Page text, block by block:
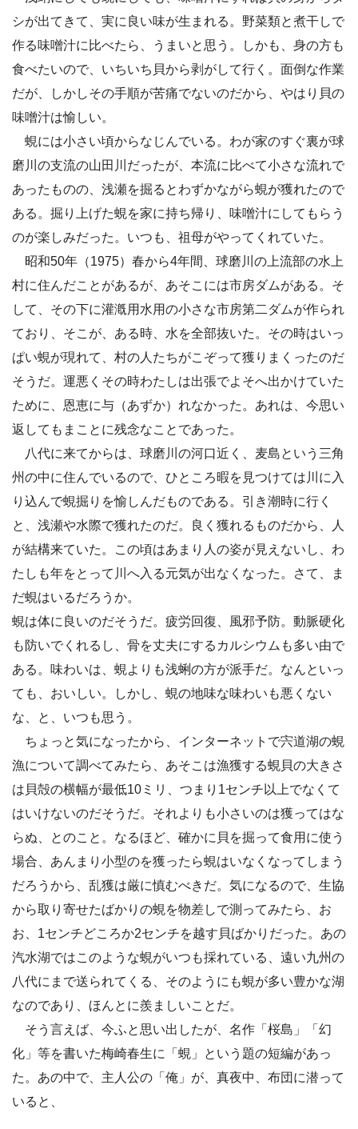
シが出てきて、実に良い味が生まれる。野菜類と煮干しで
作る味噌汁に比べたら、うまいと思う。しかも、身の方も
食べたいので、いちいち貝から剥がして行く。面倒な作業
だが、しかしその手順が苦痛でないのだから、やはり貝の
味噌汁は愉しい。
蜆には小さい頃からなじんでいる。わが家のすぐ裏が球
磨川の支流の山田川だったが、本流に比べて小さな流れで
あったものの、浅瀬を掘るとわずかながら蜆が獲れたので
ある。掘り上げた蜆を家に持ち帰り、味噌汁にしてもらう
のが楽しみだった。いつも、祖母がやってくれていた。
昭和50年（1975）春から4年間、球磨川の上流部の水上
村に住んだことがあるが、あそこには市房ダムがある。そ
して、その下に灌漑用水用の小さな市房第二ダムが作られ
ており、そこが、ある時、水を全部抜いた。その時はいっ
ぱい蜆が現れて、村の人たちがこぞって獲りまくったのだ
そうだ。運悪くその時わたしは出張でよそへ出かけていた
ために、恩恵に与（あずか）れなかった。あれは、今思い
返してもまことに残念なことであった。
八代に来てからは、球磨川の河口近く、麦島という三角
州の中に住んでいるので、ひところ暇を見つけては川に入
り込んで蜆掘りを愉しんだものである。引き潮時に行く
と、浅瀬や水際で獲れたのだ。良く獲れるものだから、人
が結構来ていた。この頃はあまり人の姿が見えないし、わ
たしも年をとって川へ入る元気が出なくなった。さて、ま
だ蜆はいるだろうか。
蜆は体に良いのだそうだ。疲労回復、風邪予防。動脈硬化
も防いでくれるし、骨を丈夫にするカルシウムも多い由で
ある。味わいは、蜆よりも浅蜊の方が派手だ。なんといっ
ても、おいしい。しかし、蜆の地味な味わいも悪くない
な、と、いつも思う。
ちょっと気になったから、インターネットで宍道湖の蜆
漁について調べてみたら、あそこは漁獲する蜆貝の大きさ
は貝殻の横幅が最低10ミリ、つまり1センチ以上でなくて
はいけないのだそうだ。それよりも小さいのは獲ってはな
らぬ、とのこと。なるほど、確かに貝を掘って食用に使う
場合、あんまり小型のを獲ったら蜆はいなくなってしまう
だろうから、乱獲は厳に慎むべきだ。気になるので、生協
から取り寄せたばかりの蜆を物差しで測ってみたら、お
お、1センチどころか2センチを越す貝ばかりだった。あの
汽水湖ではこのような蜆がいつも採れている、遠い九州の
八代にまで送られてくる、そのようにも蜆が多い豊かな湖
なのであり、ほんとに羨ましいことだ。
そう言えば、今ふと思い出したが、名作「桜島」「幻
化」等を書いた梅崎春生に「蜆」という題の短編があっ
た。あの中で、主人公の「俺」が、真夜中、布団に潜って
いると、